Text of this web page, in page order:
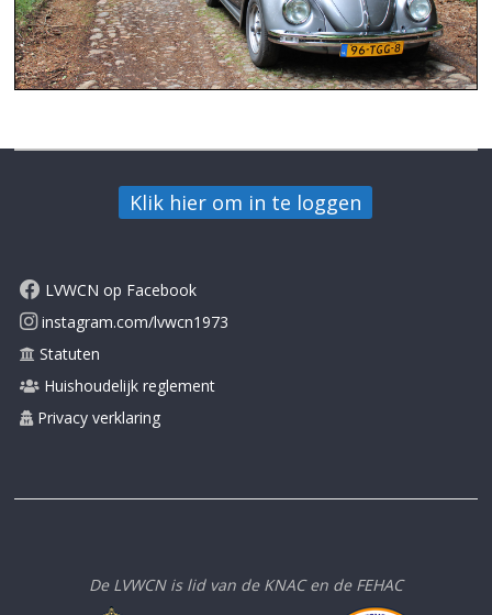
LVWCN op Facebook
instagram.com/lvwcn1973
Statuten
Huishoudelijk reglement
Privacy verklaring
De LVWCN is lid van de KNAC en de FEHAC